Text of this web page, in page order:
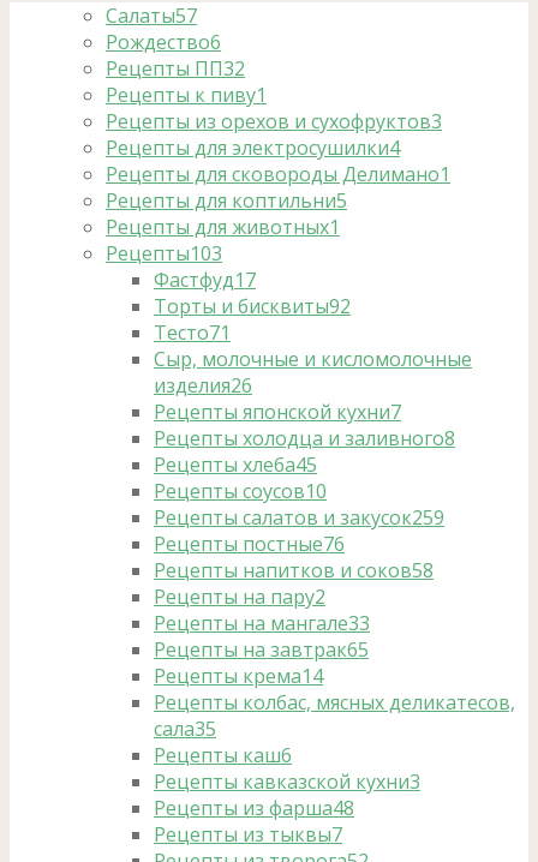
Салаты57
Рождество6
Рецепты ПП32
Рецепты к пиву1
Рецепты из орехов и сухофруктов3
Рецепты для электросушилки4
Рецепты для сковороды Делимано1
Рецепты для коптильни5
Рецепты для животных1
Рецепты103
Фастфуд17
Торты и бисквиты92
Тесто71
Сыр, молочные и кисломолочные
изделия26
Рецепты японской кухни7
Рецепты холодца и заливного8
Рецепты хлеба45
Рецепты соусов10
Рецепты салатов и закусок259
Рецепты постные76
Рецепты напитков и соков58
Рецепты на пару2
Рецепты на мангале33
Рецепты на завтрак65
Рецепты крема14
Рецепты колбас, мясных деликатесов,
сала35
Рецепты каш6
Рецепты кавказской кухни3
Рецепты из фарша48
Рецепты из тыквы7